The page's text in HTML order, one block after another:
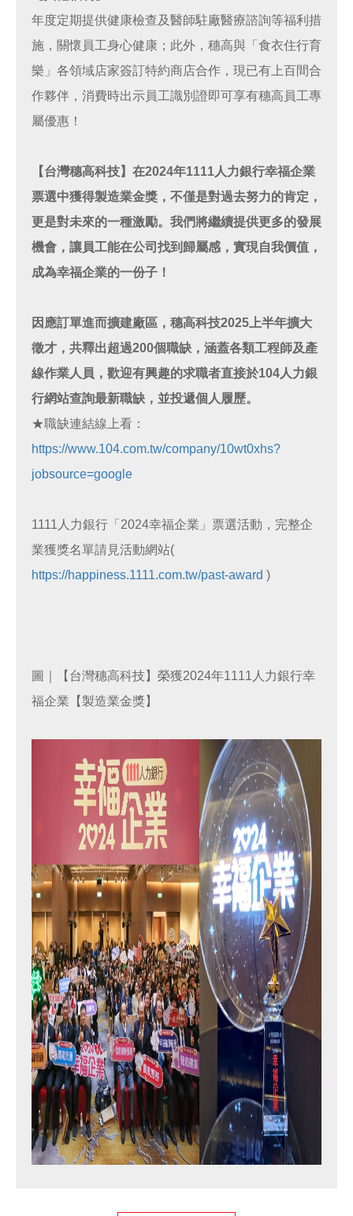
年度定期提供健康檢查及醫師駐廠醫療諮詢等福利措
施，關懷員工身心健康；此外，穗高與「食衣住行育
樂」各領域店家簽訂特約商店合作，現已有上百間合
作夥伴，消費時出示員工識別證即可享有穗高員工專
屬優惠！
【台灣穗高科技】在2024年1111人力銀行幸福企業
票選中獲得製造業金獎，不僅是對過去努力的肯定，
更是對未來的一種激勵。我們將繼續提供更多的發展
機會，讓員工能在公司找到歸屬感，實現自我價值，
成為幸福企業的一份子！
因應訂單進而擴建廠區，穗高科技2025上半年擴大
徵才，共釋出超過200個職缺，涵蓋各類工程師及產
線作業人員，歡迎有興趣的求職者直接於104人力銀
行網站查詢最新職缺，並投遞個人履歷。
★職缺連結線上看：
https://www.104.com.tw/company/10wt0xhs?
jobsource=google
1111人力銀行「2024幸福企業」票選活動，完整企
業獲獎名單請見活動網站(
https://happiness.1111.com.tw/past-award )
圖｜【台灣穗高科技】榮獲2024年1111人力銀行幸
福企業【製造業金獎】